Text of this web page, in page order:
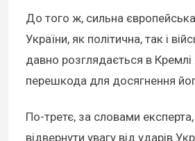
До того ж, сильна
України, як політична, так і
давно розглядається в Кремлі
перешкода для досягнення
По-третє, за словами
відвернути увагу від ударів